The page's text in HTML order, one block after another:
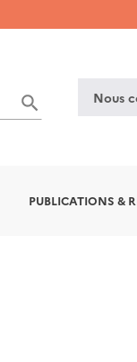
Nous
PUBLICATIONS &